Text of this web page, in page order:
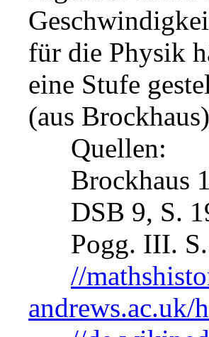
für die Physik
eine Stufe
(aus Brockhaus)
Quellen:
Brockhaus
DSB 9, S.
Pogg. III. S.
//